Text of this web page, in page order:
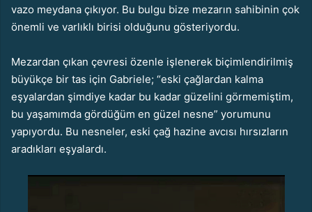
vazo meydana çıkıyor. Bu bulgu bize mezarın sahibinin çok
önemli ve varlıklı birisi olduğunu gösteriyordu.
Mezardan çıkan çevresi özenle işlenerek biçimlendirilmiş
büyükçe bir tas için Gabriele; “eski çağlardan kalma
eşyalardan şimdiye kadar bu kadar güzelini görmemiştim,
bu yaşamımda gördüğüm en güzel nesne” yorumunu
yapıyordu. Bu nesneler, eski çağ hazine avcısı hırsızların
aradıkları eşyalardı.